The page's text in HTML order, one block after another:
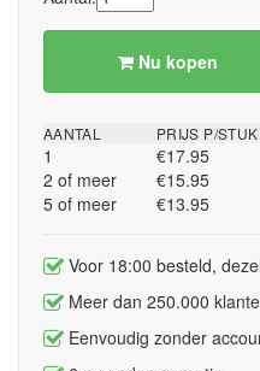
Nu kopen
AANTAL
1
2 of meer
5 of meer
PRIJS P/STUK
€17.95
€15.95
€13.95
Voor 18:00 besteld,
Meer dan 250.000
Eenvoudig zonder